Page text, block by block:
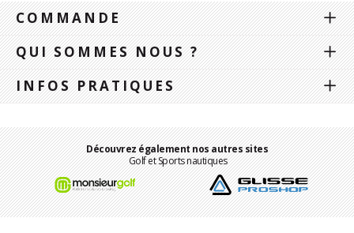
COMMANDE
QUI SOMMES NOUS ?
INFOS PRATIQUES
Découvrez également nos autres sites
Golf et Sports nautiques